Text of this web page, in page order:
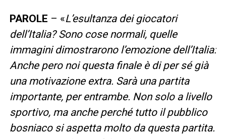
PAROLE – «L’esultanza dei giocatori
dell’Italia? Sono cose normali, quelle
immagini dimostrarono l’emozione dell’Italia:
Anche pero noi questa finale è di per sé già
una motivazione extra. Sarà una partita
importante, per entrambe. Non solo a livello
sportivo, ma anche perché tutto il pubblico
bosniaco si aspetta molto da questa partita.